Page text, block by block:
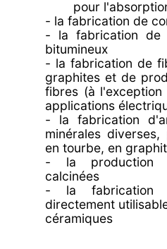
pour
- la fabrication de
- la fabrication de
bitumineux
- la fabrication de
graphites et de
fibres (à
applications
- la fabrication
minérales
en tourbe, en
- la production
calcinées
- la fabrication
directement
céramiques